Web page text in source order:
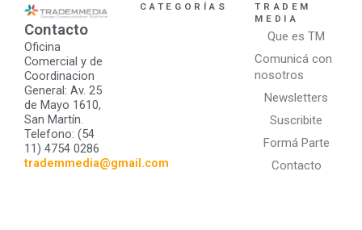
Contacto
Oficina
Comercial y de
Coordinacion
General: Av. 25
de Mayo 1610,
San Martín.
Telefono: (54
11) 4754 0286
trademmedia@gmail.com
CATEGORÍAS
TRADEM
MEDIA
Que es TM
Comunicá con
nosotros
Newsletters
Suscribite
Formá Parte
Contacto